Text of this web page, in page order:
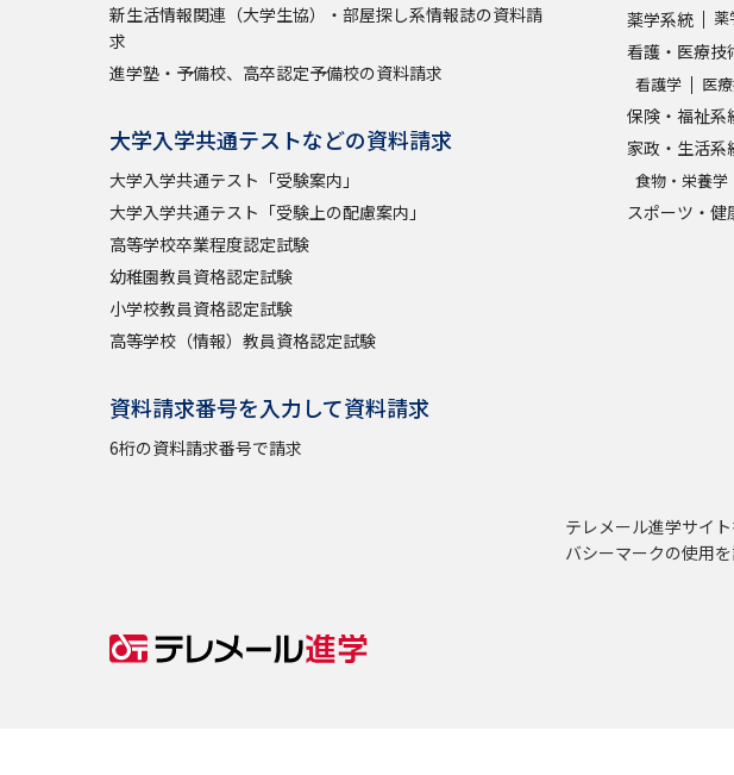
新生活情報関連（大学生協）・部屋探し系情報誌の資料請
求
進学塾・予備校、高卒認定予備校の資料請求
大学入学共通テストなどの資料請求
大学入学共通テスト「受験案内」
大学入学共通テスト「受験上の配慮案内」
高等学校卒業程度認定試験
幼稚園教員資格認定試験
小学校教員資格認定試験
高等学校（情報）教員資格認定試験
資料請求番号を入力して資料請求
6桁の資料請求番号で請求
薬学系統 薬
看護・医療技
看護学 医
保険・福祉系
家政・生活系
食物・栄養学
スポーツ・健
テレメール進学サイ
バシーマークの使用